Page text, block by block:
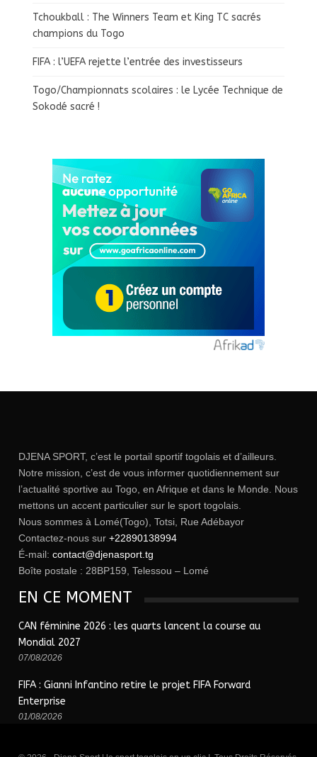
Tchoukball : The Winners Team et King TC sacrés
champions du Togo
FIFA : l’UEFA rejette l’entrée des investisseurs
Togo/Championnats scolaires : le Lycée Technique de
Sokodé sacré !
DJENA SPORT, c’est le portail sportif togolais et d’ailleurs.
Notre mission, c’est de vous informer quotidiennement sur
l’actualité sportive au Togo, en Afrique et dans le Monde. Nous
mettons un accent particulier sur le sport togolais.
Nous sommes à Lomé(Togo), Totsi, Rue Adébayor
Contactez-nous sur +22890138994
É-mail: contact@djenasport.tg
Boîte postale : 28BP159, Telessou – Lomé
EN CE MOMENT
CAN féminine 2026 : les quarts lancent la course au
Mondial 2027
07/08/2026
FIFA : Gianni Infantino retire le projet FIFA Forward
Enterprise
01/08/2026